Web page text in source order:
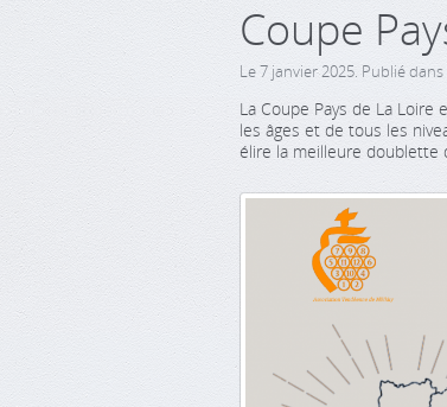
Coupe
Le7 janvier 2025. Publié dans
La Coupe Pays de La
les âges et de tous les
élire la meilleure doublette